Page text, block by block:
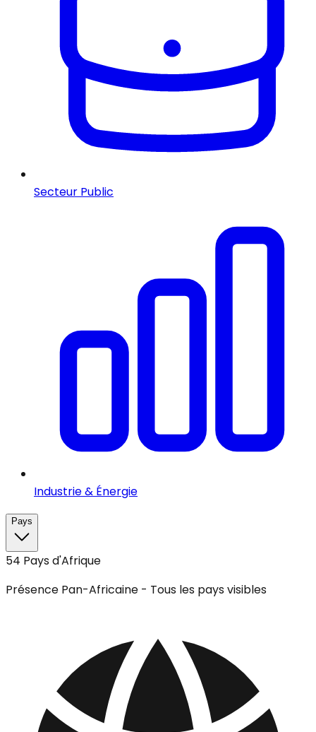
Secteur Public
Industrie & Énergie
Pays
54 Pays d'Afrique
Présence Pan-Africaine - Tous les pays visibles